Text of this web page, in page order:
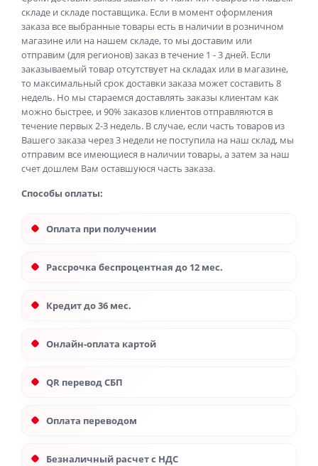
складе и складе поставщика. Если в момент оформления
заказа все выбранные товары есть в наличии в розничном
магазине или на нашем складе, то мы доставим или
отправим (для регионов) заказ в течение 1 - 3 дней. Если
заказываемый товар отсутствует на складах или в магазине,
то максимальный срок доставки заказа может составить 8
недель. Но мы стараемся доставлять заказы клиентам как
можно быстрее, и 90% заказов клиентов отправляются в
течение первых 2-3 недель. В случае, если часть товаров из
Вашего заказа через 3 недели не поступила на наш склад, мы
отправим все имеющиеся в наличии товары, а затем за наш
счет дошлем Вам оставшуюся часть заказа.
Способы оплаты:
Оплата при получении
Рассрочка беспроцентная до 12 мес.
Кредит до 36 мес.
Онлайн-оплата картой
QR перевод СБП
Оплата переводом
Безналичный расчет с НДС